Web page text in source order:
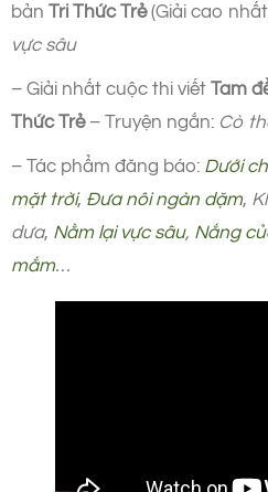
bản Tri Thức Trẻ(Giải cao
vực sâu
– Giải nhất cuộc thi viết Tam
Thức Trẻ– Truyện ngắn: Cò
– Tác phẩm đăng báo: Dưới
mặt trời, Đưa nôi ngàn dặm,
dưa, Nằm lại vực sâu, Nắng
mắm…